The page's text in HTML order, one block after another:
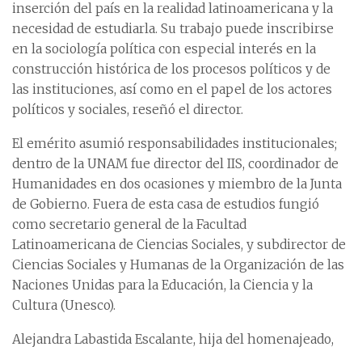
inserción del país en la realidad latinoamericana y la
necesidad de estudiarla. Su trabajo puede inscribirse
en la sociología política con especial interés en la
construcción histórica de los procesos políticos y de
las instituciones, así como en el papel de los actores
políticos y sociales, reseñó el director.
El emérito asumió responsabilidades institucionales;
dentro de la UNAM fue director del IIS, coordinador de
Humanidades en dos ocasiones y miembro de la Junta
de Gobierno. Fuera de esta casa de estudios fungió
como secretario general de la Facultad
Latinoamericana de Ciencias Sociales, y subdirector de
Ciencias Sociales y Humanas de la Organización de las
Naciones Unidas para la Educación, la Ciencia y la
Cultura (Unesco).
Alejandra Labastida Escalante, hija del homenajeado,